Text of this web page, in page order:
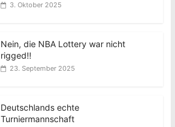
3. Oktober 2025
Nein, die NBA Lottery war nicht
rigged!!
23. September 2025
Deutschlands echte
Turniermannschaft